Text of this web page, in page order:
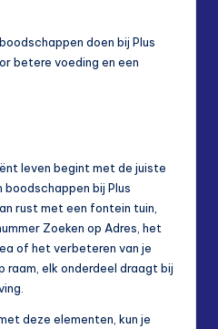
doen bij Plus
betere voeding en een
leven begint met de juiste
bij Plus
rust met een fontein tuin,
Zoeken op Adres, het
of het verbeteren van je
elk onderdeel draagt bij
deze elementen, kun je